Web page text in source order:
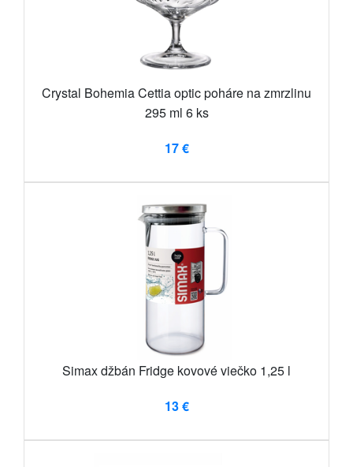
Crystal Bohemia Cettia optic poháre na zmrzlinu
295 ml 6 ks
17 €
Simax džbán Fridge kovové viečko 1,25 l
13 €